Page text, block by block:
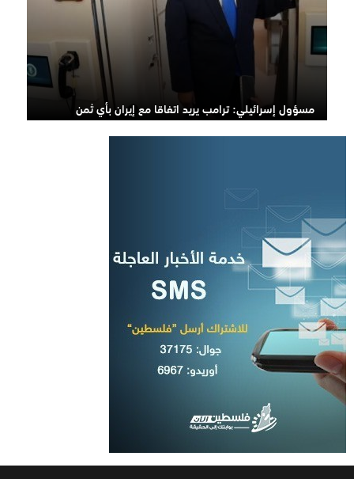
مسؤول إسرائيلي: ترامب يريد اتفاقا مع إيران بأي ثمن